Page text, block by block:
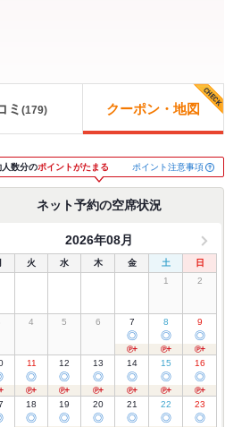
ミ (179) クーポン・地図
人数分のポイントがたまる ポイント注意事項
ネット予約の空席状況
2026年08月
火 水 木 金 土
日
1
2
4 5 6 7
◎
8
◎
9
◎
11
◎
12
◎
13
◎
14
◎
15
◎
16
◎
18
◎
19
◎
20
◎
21
◎
22
◎
23
◎